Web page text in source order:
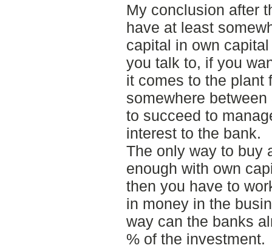
My conclusion after
have at least
capital in own
you talk to, if you
it comes to the plant
somewhere
to succeed to
interest to the bank.
The only way to buy
enough with own
then you have to
in money in the
way can the banks
% of the investment.